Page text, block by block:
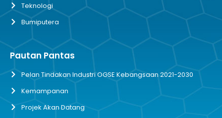
Teknologi
Bumiputera
Pautan Pantas
Pelan Tindakan Industri OGSE Kebangsaan 2021-2030
Kemampanan
Projek Akan Datang